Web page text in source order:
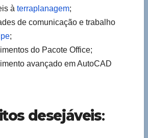
à terraplanagem;
de comunicação e trabalho
;
do Pacote Office;
avançado em AutoCAD
desejáveis: